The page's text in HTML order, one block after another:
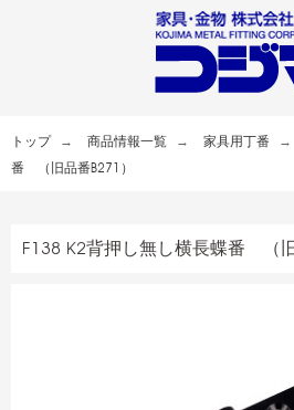
トップ 商品情報一覧 家具用丁番
番 （旧品番B271）
F138 K2背押し無し横長蝶番 （旧